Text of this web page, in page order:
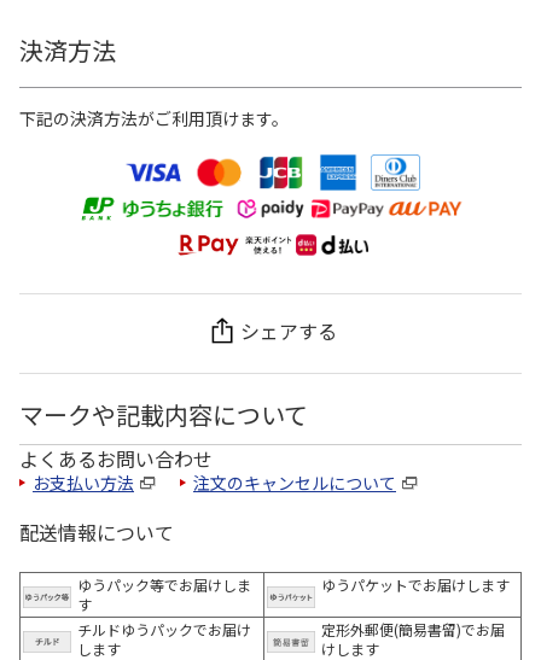
決済方法
下記の決済方法がご利用頂けます。
シェアする
マークや記載内容について
よくあるお問い合わせ
お支払い方法 注文のキャンセルについて
配送情報について
ゆうパック等でお届けしま
す
ゆうパケットでお届けします
チルドゆうパックでお届け
します
定形外郵便(簡易書留)でお届
けします